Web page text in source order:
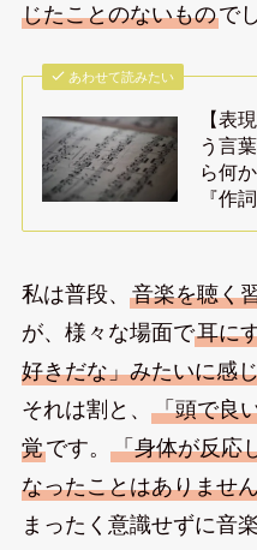
じたことのないもので
あわせて読みたい
【表
う言
ら何
『作
私は普段、 音楽を聴く
が、様々な場面で耳に
好きだな」みたいに感
それは割と、 「頭で良
覚です。 「身体が反応
なったことはありませ
まったく意識せずに音